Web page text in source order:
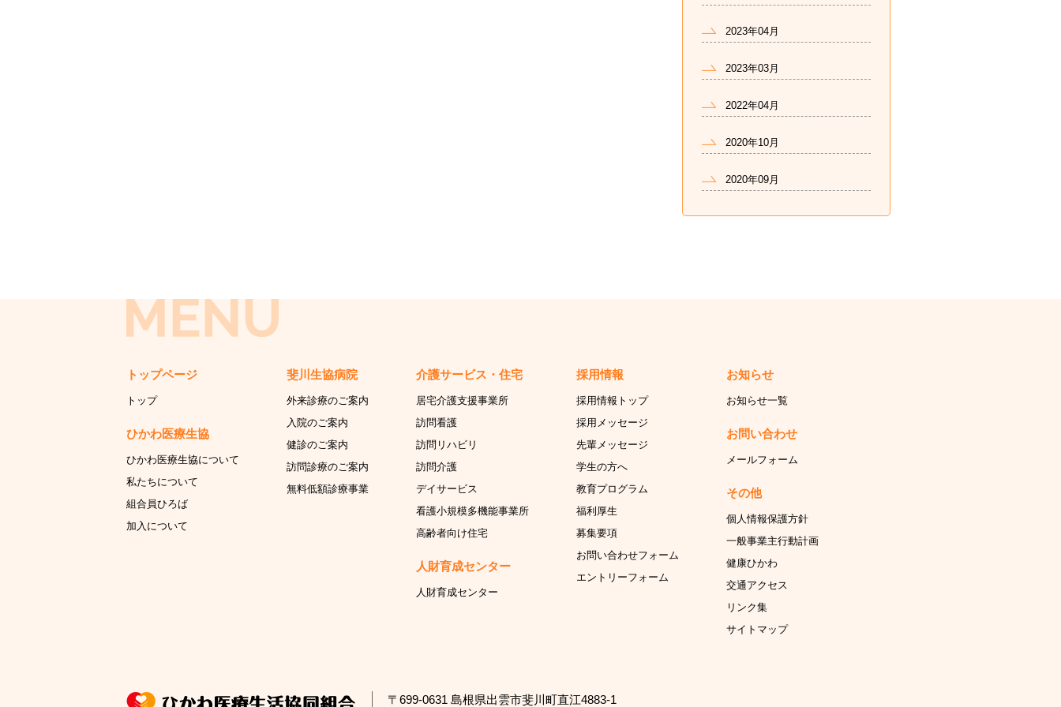
2023年04月
2023年03月
2022年04月
2020年10月
2020年09月
トップページ
トップ
ひかわ医療生協
ひかわ医療生協について
私たちについて
組合員ひろば
加入について
斐川生協病院
外来診療のご案内
入院のご案内
健診のご案内
訪問診療のご案内
無料低額診療事業
介護サービス・住宅
居宅介護支援事業所
訪問看護
訪問リハビリ
訪問介護
デイサービス
看護小規模多機能事業所
高齢者向け住宅
人財育成センター
人財育成センター
採用情報
採用情報トップ
採用メッセージ
先輩メッセージ
学生の方へ
教育プログラム
福利厚生
募集要項
お問い合わせフォーム
エントリーフォーム
お知らせ
お知らせ一覧
お問い合わせ
メールフォーム
その他
個人情報保護方針
一般事業主行動計画
健康ひかわ
交通アクセス
リンク集
サイトマップ
〒699-0631 島根県出雲市斐川町直江4883-1